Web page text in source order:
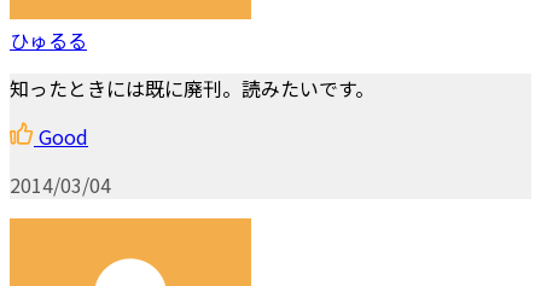
ひゅるる
知ったときには既に廃刊。読みたいです。
Good
2014/03/04